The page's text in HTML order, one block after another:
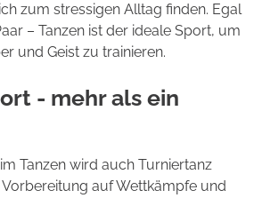
zum stressigen Alltag finden. Egal
– Tanzen ist der ideale Sport, um
und Geist zu trainieren.
- mehr als ein
im Tanzen wird auch Turniertanz
auf Wettkämpfe und